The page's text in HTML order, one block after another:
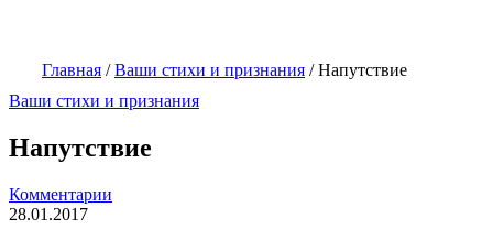
Главная /Ваши стихи и признания /Напутствие
Ваши стихи и признания
Напутствие
Комментарии
28.01.2017